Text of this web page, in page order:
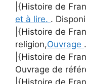
|{Histoire de
et à lire. .
|{Histoire de
religion,Ouvrage
|{Histoire de
Ouvrage de
|{Histoire de